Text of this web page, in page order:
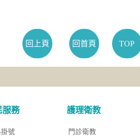
回上頁 回首頁 TOP
服務
號
護理衛教
門診衛教